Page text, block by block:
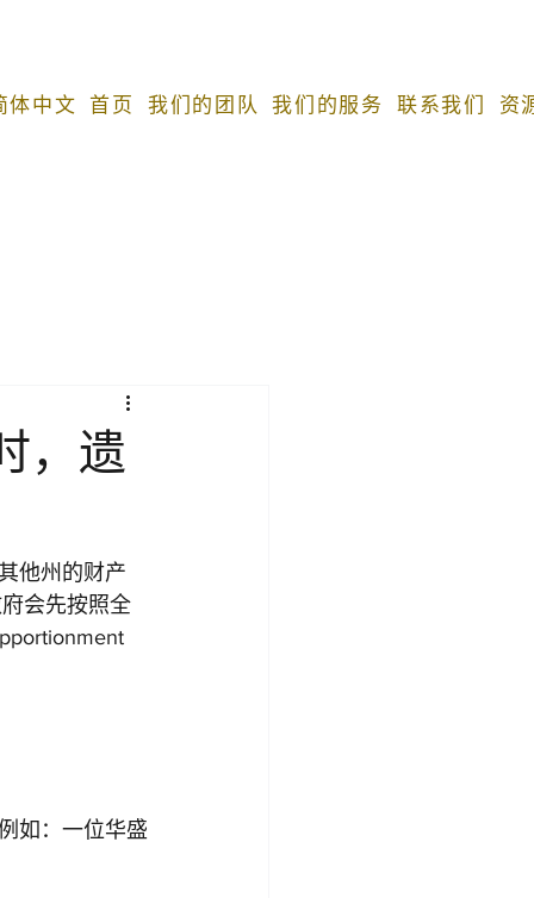
体中文 首页 我们的团队 我们的服务 联系我们 资
，遗
他州的财产
会先按照全
如：一位华盛